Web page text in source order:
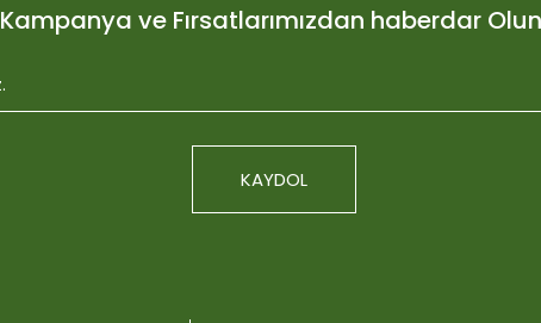
Kampanya ve Fırsatlarımızdan haberdar
KAYDOL